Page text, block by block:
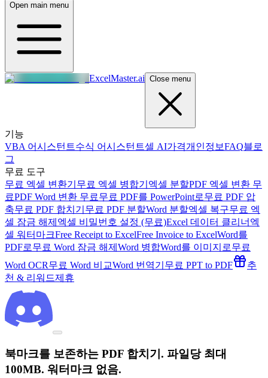
Open main menu
ExcelMaster.ai Close menu
기능
VBA 어시스턴트수식 어시스턴트셀 AI가격개인정보FAQ블로
그
무료 도구
무료 엑셀 변환기 무료 엑셀 병합기 엑셀 분할PDF 엑셀 변환 무
료PDF Word 변환 무료무료 PDF를 PowerPoint로무료 PDF 압
축무료 PDF 합치기 무료 PDF 분할Word 분할엑셀 복구무료 엑
셀 잠금 해제 엑셀 비밀번호 설정 (무료)Excel 데이터 클리너 엑
셀 워터마크Free Receipt to ExcelFree Invoice to ExcelWord를
PDF로무료 Word 잠금 해제 Word 병합Word를 이미지로무료
Word OCR무료 Word 비교Word 번역기 무료 PPT to PDF
추
천 & 리워드제휴
북마크를 보존하는 PDF 합치기. 파일당 최대
100MB. 워터마크 없음.